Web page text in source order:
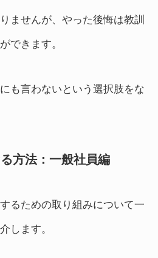
ませんが、やった後悔は教訓
できます。
も言わないという選択肢をな
方法：一般社員編
るための取り組みについて一
します。